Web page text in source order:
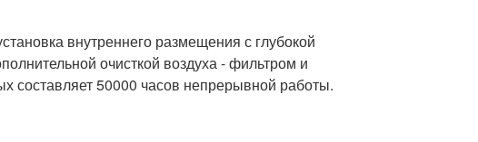
внутреннего размещения с глубокой
очисткой воздуха - фильтром и
составляет 50000 часов непрерывной работы.